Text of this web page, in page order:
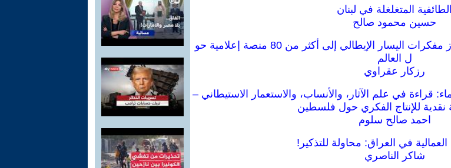
الطائفية المتغلغلة في لبنان
حسين محمود صالح
صدى دولي لكتاباتي: من إحدى أبرز مفكرات اليسار الإيطالي إلى أكثر من 80 منصة إعلامية حو
ل العالم
رزكار عقراوي
قراءة في علم الآثار، والأنساب، والاستعمار الاستيطاني –
نقدية للإنتاج الفكري حول فلسطين
احمد صالح سلوم
العمالية في العراق: محاولة للتذكير!
شاكر الناصري